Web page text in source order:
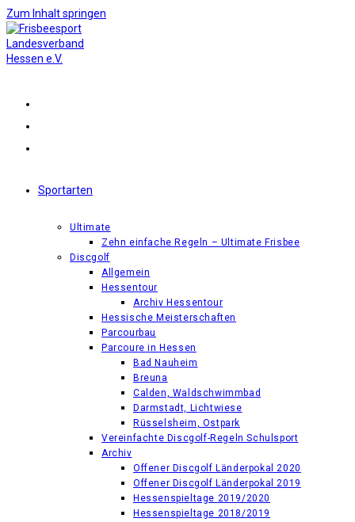
Zum Inhalt springen
Sportarten
Ultimate
Zehn einfache Regeln – Ultimate Frisbee
Discgolf
Allgemein
Hessentour
Archiv Hessentour
Hessische Meisterschaften
Parcourbau
Parcoure in Hessen
Bad Nauheim
Breuna
Calden, Waldschwimmbad
Darmstadt, Lichtwiese
Rüsselsheim, Ostpark
Vereinfachte Discgolf-Regeln Schulsport
Archiv
Offener Discgolf Länderpokal 2020
Offener Discgolf Länderpokal 2019
Hessenspieltage 2019/2020
Hessenspieltage 2018/2019